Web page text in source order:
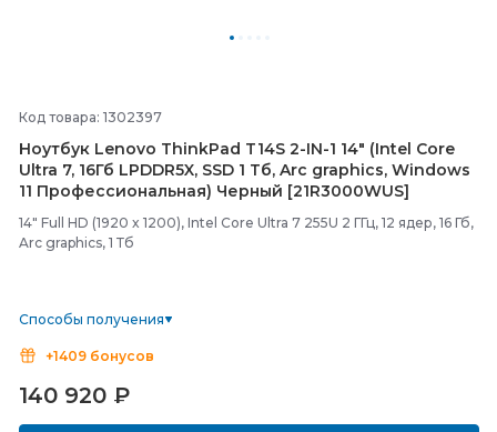
Код товара: 1302397
Ноутбук Lenovo ThinkPad T14S 2-IN-1 14" (Intel Core
Ultra 7, 16Гб LPDDR5X, SSD 1 Тб, Arc graphics, Windows
11 Профессиональная) Черный [21R3000WUS]
14" Full HD (1920 x 1200), Intel Core Ultra 7 255U 2 ГГц, 12 ядер, 16 Гб,
Arc graphics, 1 Тб
Способы получения
+1409 бонусов
140 920 ₽